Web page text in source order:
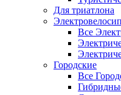
Для триатлона
Все
Городские
Все